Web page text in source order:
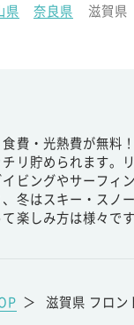
県 奈良県 滋賀県
費・光熱費が無料
リ貯められます。
ビングやサーフィ
冬はスキー・スノ
楽しみ方は様々です
＞ 滋賀県 フロン